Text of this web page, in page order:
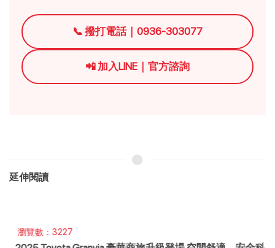
📞 撥打電話｜0936-303077
📲 加入LINE｜官方諮詢
延伸閱讀
瀏覽數：3227